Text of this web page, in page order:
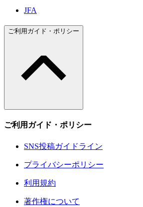
JFA
ご利用ガイド・ポリシー
ご利用ガイド・ポリシー
SNS投稿ガイドライン
プライバシーポリシー
利用規約
著作権について